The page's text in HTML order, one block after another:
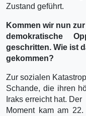
Zustand geführt.
Kommen wir nun
demokratische
geschritten. Wie ist
gekommen?
Zur sozialen
Schande, die ihren
Iraks erreicht hat. Der
Moment kam am